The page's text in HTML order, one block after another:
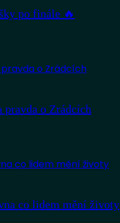
po finále 🔥
pravda o Zrádcích
co lidem mění životy